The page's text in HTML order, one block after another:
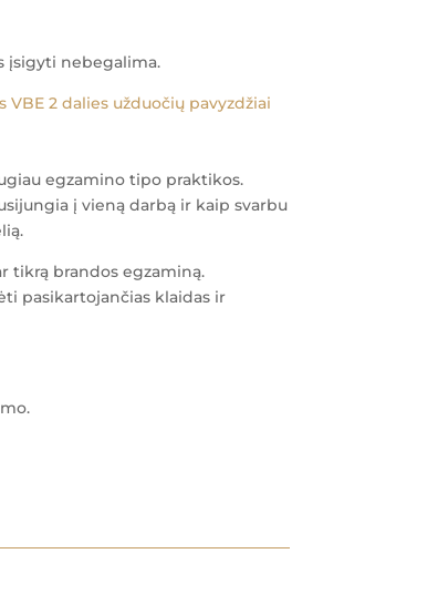
įsigyti nebegalima.
VBE 2 dalies užduočių pavyzdžiai
egzamino tipo praktikos.
į vieną darbą ir kaip svarbu
tikrą brandos egzaminą.
pasikartojančias klaidas ir